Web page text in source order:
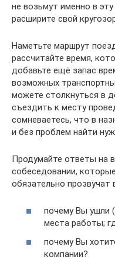
не возьмут именно в
расширите свой
Наметьте маршрут
рассчитайте время,
добавьте ещё запас
возможных
можете столкнуться в
съездить к месту
сомневаетесь, что в
и без проблем найти
Продумайте ответы на
собеседовании,
обязательно прозвучат
почему Вы ушли
места работы;
почему Вы
компании?